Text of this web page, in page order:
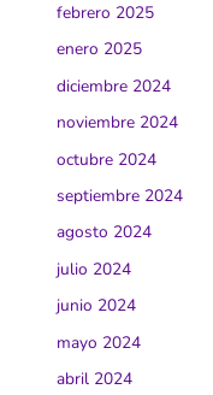
febrero 2025
enero 2025
diciembre 2024
noviembre 2024
octubre 2024
septiembre 2024
agosto 2024
julio 2024
junio 2024
mayo 2024
abril 2024